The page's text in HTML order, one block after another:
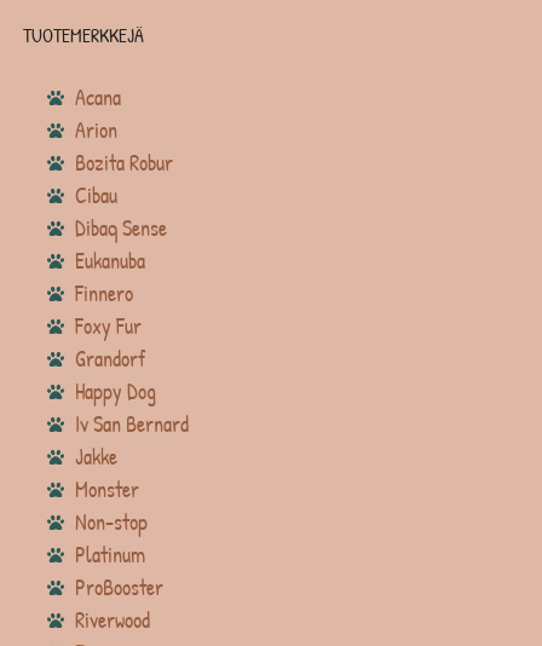
TUOTEMERKKEJÄ
Acana
Arion
Bozita Robur
Cibau
Dibaq Sense
Eukanuba
Finnero
Foxy Fur
Grandorf
Happy Dog
Iv San Bernard
Jakke
Monster
Non-stop
Platinum
ProBooster
Riverwood